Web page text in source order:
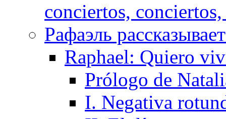
conciertos,
Рафаэль
Raphael: Quiero
Prólogo de
I. Negativa